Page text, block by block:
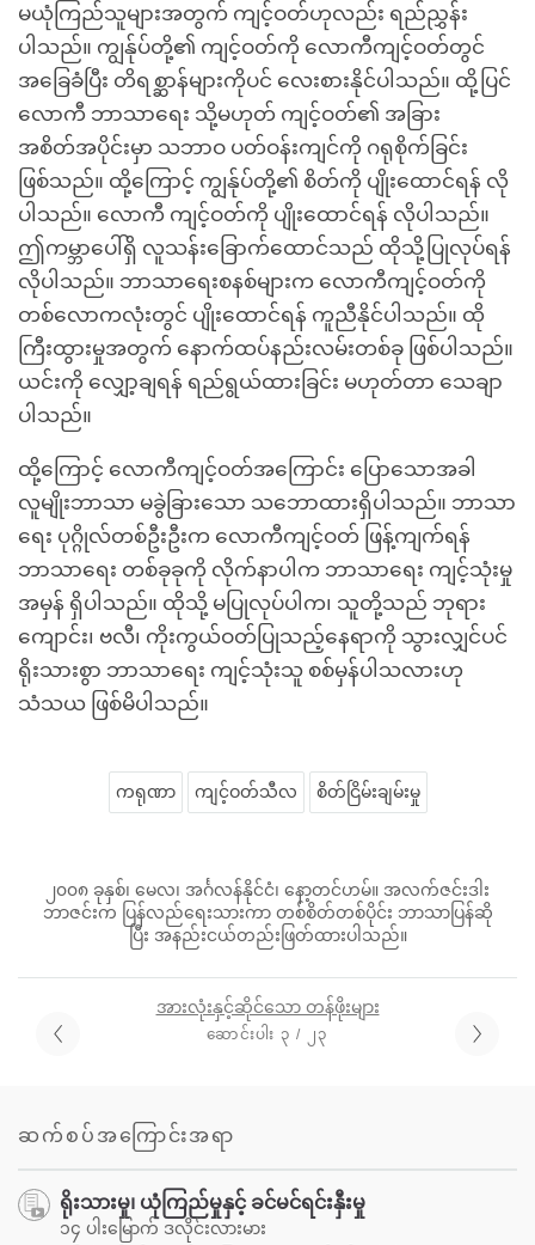
မယုံကြည်သူများအတွက် ကျင့်ဝတ်ဟုလည်း ရည်ညွှန်း
ပါသည်။ ကျွန်ုပ်တို့၏ ကျင့်ဝတ်ကို လောကီကျင့်ဝတ်တွင်
အခြေခံပြီး တိရစ္ဆာန်များကိုပင် လေးစားနိုင်ပါသည်။ ထို့ပြင်
လောကီ ဘာသာရေး သို့မဟုတ် ကျင့်ဝတ်၏ အခြား
အစိတ်အပိုင်းမှာ သဘာဝ ပတ်ဝန်းကျင်ကို ဂရုစိုက်ခြင်း
ဖြစ်သည်။ ထို့ကြောင့် ကျွန်ုပ်တို့၏ စိတ်ကို ပျိုးထောင်ရန် လို
ပါသည်။ လောကီ ကျင့်ဝတ်ကို ပျိုးထောင်ရန် လိုပါသည်။
ဤကမ္ဘာပေါ်ရှိ လူသန်းခြောက်ထောင်သည် ထိုသို့ပြုလုပ်ရန်
လိုပါသည်။ ဘာသာရေးစနစ်များက လောကီကျင့်ဝတ်ကို
တစ်လောကလုံးတွင် ပျိုးထောင်ရန် ကူညီနိုင်ပါသည်။ ထို
ကြီးထွားမှုအတွက် နောက်ထပ်နည်းလမ်းတစ်ခု ဖြစ်ပါသည်။
ယင်းကို လျှော့ချရန် ရည်ရွယ်ထားခြင်း မဟုတ်တာ သေချာ
ပါသည်။
ထို့ကြောင့် လောကီကျင့်ဝတ်အကြောင်း ပြောသောအခါ
လူမျိုးဘာသာ မခွဲခြားသော သဘောထားရှိပါသည်။ ဘာသာ
ရေး ပုဂ္ဂိုလ်တစ်ဦးဦးက လောကီကျင့်ဝတ် ဖြန့်ကျက်ရန်
ဘာသာရေး တစ်ခုခုကို လိုက်နာပါက ဘာသာရေး ကျင့်သုံးမှု
အမှန် ရှိပါသည်။ ထိုသို့ မပြုလုပ်ပါက၊ သူတို့သည် ဘုရား
ကျောင်း၊ ဗလီ၊ ကိုးကွယ်ဝတ်ပြုသည့်နေရာကို သွားလျှင်ပင်
ရိုးသားစွာ ဘာသာရေး ကျင့်သုံးသူ စစ်မှန်ပါသလားဟု
သံသယ ဖြစ်မိပါသည်။
ကရုဏာ ကျင့်ဝတ်သီလ စိတ်ငြိမ်းချမ်းမှု
၂၀၀၈ ခုနှစ်၊ မေလ၊ အင်္ဂလန်နိုင်ငံ၊ နော့တင်ဟမ်။ အလက်ဇင်းဒါး
ဘာဇင်းက ပြန်လည်ရေးသားကာ တစ်စိတ်တစ်ပိုင်း ဘာသာပြန်ဆို
ပြီး အနည်းငယ်တည်းဖြတ်ထားပါသည်။
အားလုံးနှင့်ဆိုင်သော တန်ဖိုးများ
ဆောင်းပါး ၃ / ၂၃
ဆက်စပ်အကြောင်းအရာ
ရိုးသားမှု၊ ယုံကြည်မှုနှင့် ခင်မင်ရင်းနှီးမှု
၁၄ ပါးမြောက် ဒလိုင်းလားမား